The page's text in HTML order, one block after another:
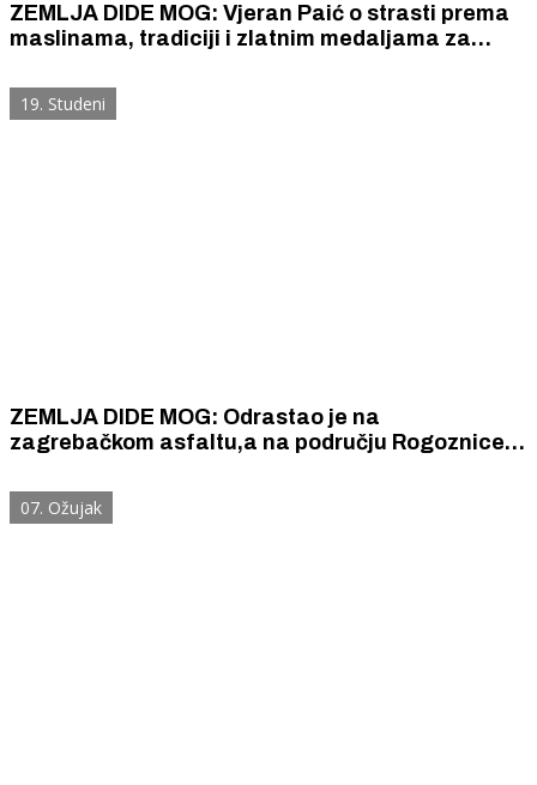
ZEMLJA DIDE MOG: Vjeran Paić o strasti prema
maslinama, tradiciji i zlatnim medaljama za
19. Studeni
ZEMLJA DIDE MOG: Odrastao je na
zagrebačkom asfaltu,a na području Rogoznice je
vrhunski babić Hyllis
07. Ožujak